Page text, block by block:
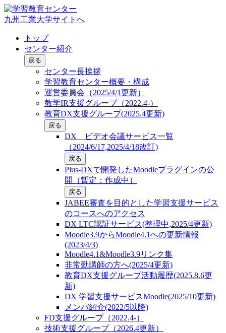
九州工業大学サイトへ
トップ
センター紹介
戻る
センター長挨拶
学習教育センター概要・構成
運営委員会（2025/4/1更新）
教学IR支援グループ（2022.4-）
教育DX支援グループ(2025.4更新)
戻る
DX ビデオ会議サービス一覧
（2024/6/17,2025/4/18改訂)
戻る
Plus-DXで開発したMoodleプラグインの公
開（暫定：作成中）
戻る
JABEE審査を目的とした学習支援サービス
のコースへのアクセス
DX LTC認証サービス(整理中,2025/4更新)
Moodle3.9からMoodle4.1への更新情報
(2023/4/3)
Moodle4.1&Moodle3.9リンク集
非常勤講師の方へ(2025/4更新)
教育DX支援グループ活動履歴(2025.8.6更
新)
DX 学習支援サービスMoodle(2025/10更新)
メンバ紹介(2022/5以降)
FD支援グループ（2022.4-）
技術支援グループ（2026.4更新）